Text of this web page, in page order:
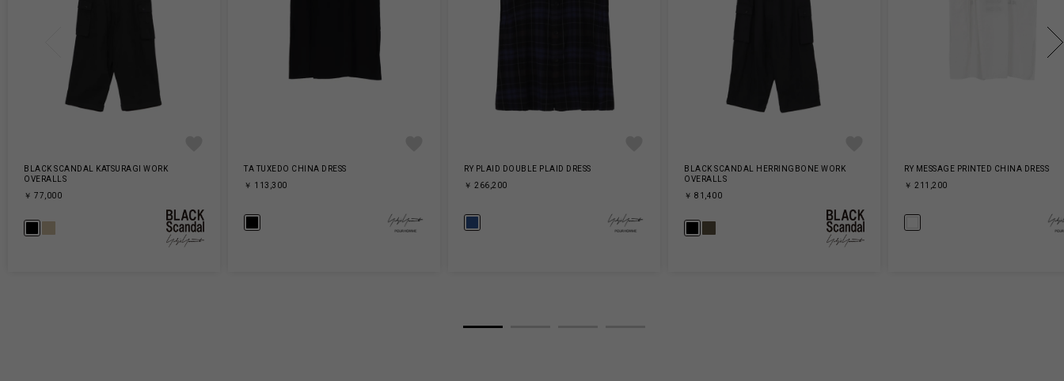
BLACK SCANDAL KATSURAGI WORK
OVERALLS
￥ 77,000
TA TUXEDO CHINA DRESS
￥ 113,300
RY PLAID DOUBLE PLAID DRESS
￥ 266,200
BLACK SCANDAL HERRINGBONE WORK
OVERALLS
￥ 81,400
RY MESSAGE PRINTED CHINA DRESS
￥ 211,200